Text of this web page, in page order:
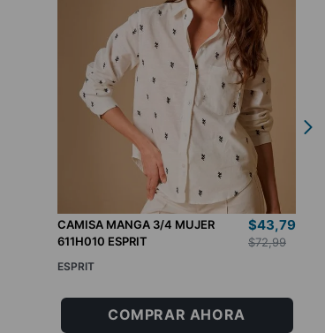
CAMISA MANGA 3/4 MUJER
611H010 ESPRIT
$43,79
$72,99
ESPRIT
COMPRAR AHORA